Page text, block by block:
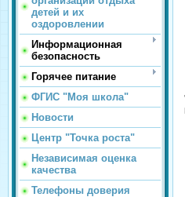
детей и их
оздоровлении
Информационная
безопасность
Горячее питание
ФГИС "Моя школа"
Новости
Центр "Точка роста"
Независимая оценка
качества
Телефоны доверия